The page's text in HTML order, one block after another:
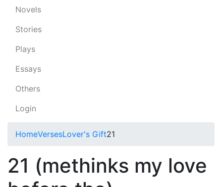
Novels
Stories
Plays
Essays
Others
Login
HomeVersesLover's Gift21
21 (methinks my love